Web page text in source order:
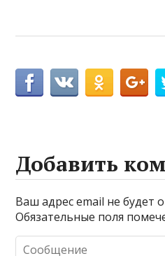
Добавить
Ваш адрес email не будет
Обязательные поля